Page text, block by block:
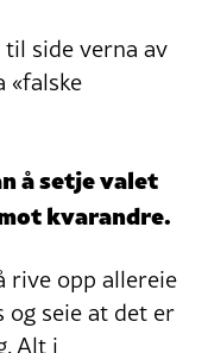
side verna av
«falske
å setje valet
kvarandre.
rive opp allereie
seie at det er
Alt i